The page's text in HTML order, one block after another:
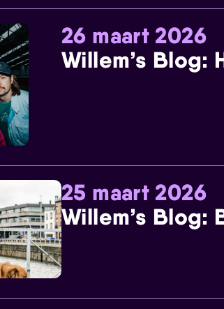
26 maart 2026
Willem’s Blog:
25 maart 2026
Willem’s Blog: